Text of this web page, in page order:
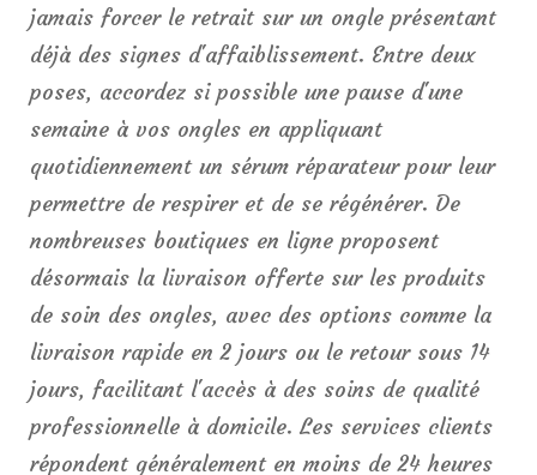
jamais forcer le retrait sur un ongle présentant
déjà des signes d'affaiblissement. Entre deux
poses, accordez si possible une pause d'une
semaine à vos ongles en appliquant
quotidiennement un sérum réparateur pour leur
permettre de respirer et de se régénérer. De
nombreuses boutiques en ligne proposent
désormais la livraison offerte sur les produits
de soin des ongles, avec des options comme la
livraison rapide en 2 jours ou le retour sous 14
jours, facilitant l'accès à des soins de qualité
professionnelle à domicile. Les services clients
répondent généralement en moins de 24 heures